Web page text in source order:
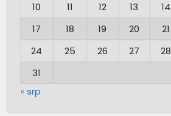
10
11 12 13 14
17
18 19 20 21
24
25 26 27 28
31
« srp